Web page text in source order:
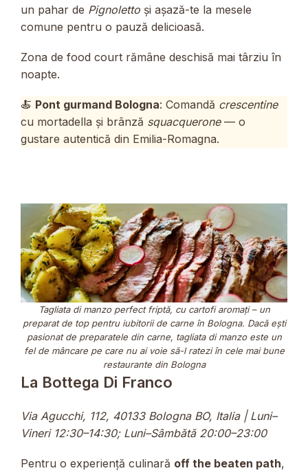
un pahar de Pignoletto și așază-te la mesele
comune pentru o pauză delicioasă.
Zona de food court rămâne deschisă mai târziu în
noapte.
🍝 Pont gurmand Bologna: Comandă crescentine
cu mortadella și brânză squacquerone— o
gustare autentică din Emilia-Romagna.
Tagliata di manzo perfect friptă, cu cartofi aromați – un
preparat de top pentru iubitorii de carne în Bologna. Dacă ești
pasionat de preparatele din carne, tagliata di manzo este un
fel de mâncare pe care nu ai voie să-l ratezi în cele mai bune
restaurante din Bologna
La Bottega Di Franco
Via Agucchi, 112, 40133 Bologna BO, Italia | Luni–
Vineri 12:30–14:30; Luni–Sâmbătă 20:00–23:00
Pentru o experiență culinară off the beaten path,